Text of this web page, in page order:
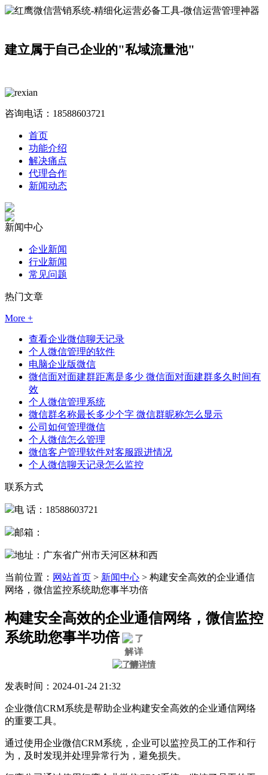
建立属于自己企业的"私域流量池"
咨询电话： 18588603721
首页
功能介绍
解决痛点
代理合作
新闻动态
新闻中心
企业新闻
行业新闻
常见问题
热门文章
More +
查看企业微信聊天记录
个人微信管理的软件
电脑企业版微信
微信面对面建群距离是多少 微信面对面建群多久时间有
效
个人微信管理系统
微信群名称最长多少个字 微信群昵称怎么显示
公司如何管理微信
个人微信怎么管理
微信客户管理软件对客服跟进情况
个人微信聊天记录怎么监控
联系方式
电 话：18588603721
邮箱：
地址：广东省广州市天河区林和西
当前位置： 网站首页 > 新闻中心 > 构建安全高效的企业通信
网络，微信监控系统助您事半功倍
构建安全高效的企业通信网络，微信监控
系统助您事半功倍
发表时间：2024-01-24 21:32
企业微信CRM系统是帮助企业构建安全高效的企业通信网络
的重要工具。
通过使用企业微信CRM系统，企业可以监控员工的工作和行
为，及时发现并处理异常行为，避免损失。